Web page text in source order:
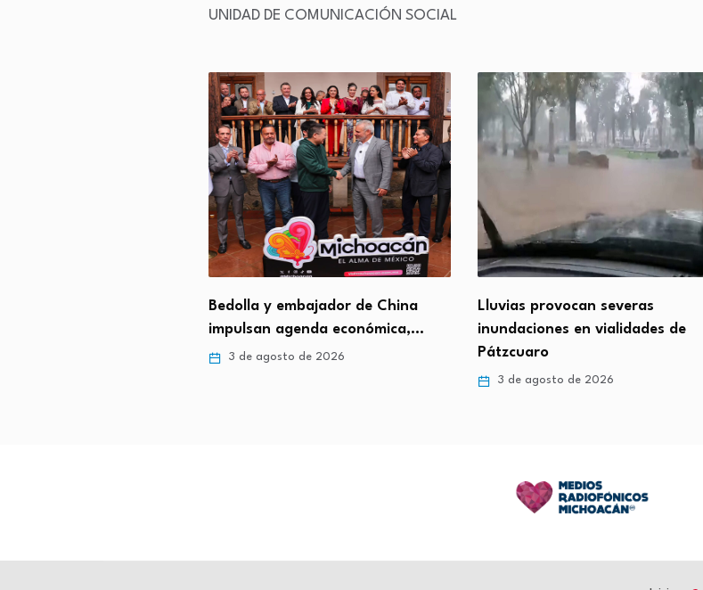
UNIDAD DE COMUNICACIÓN SOCIAL
Bedolla y embajador de China
impulsan agenda económica,…
3 de agosto de 2026
Lluvias provocan severas
inundaciones en vialidades de
Pátzcuaro
3 de agosto de 2026